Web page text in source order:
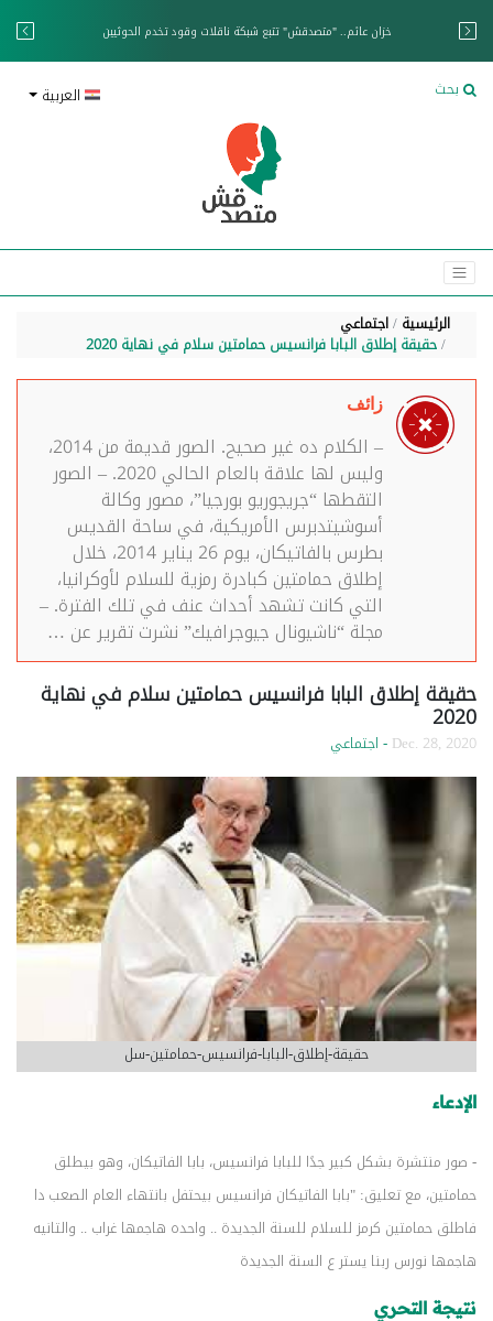
خزان عائم.. "متصدقش" تتبع شبكة ناقلات وقود تخدم الحوثيين
بحث العربية
الرئيسية اجتماعي
حقيقة إطلاق البابا فرانسيس حمامتين سلام في نهاية 2020
زائف
– الكلام ده غير صحيح. الصور قديمة من 2014،
وليس لها علاقة بالعام الحالي 2020. – الصور
التقطها “جريجوريو بورجيا”، مصور وكالة
أسوشيتدبرس الأمريكية، في ساحة القديس
بطرس بالفاتيكان، يوم 26 يناير 2014، خلال
إطلاق حمامتين كبادرة رمزية للسلام لأوكرانيا،
التي كانت تشهد أحداث عنف في تلك الفترة. –
مجلة “ناشيونال جيوجرافيك” نشرت تقرير عن …
حقيقة إطلاق البابا فرانسيس حمامتين سلام في نهاية
2020
Dec. 28, 2020 - اجتماعي
حقيقة-إطلاق-البابا-فرانسيس-حمامتين-سل
الإدعاء
- صور منتشرة بشكل كبير جدًا للبابا فرانسيس، بابا الفاتيكان، وهو بيطلق
حمامتين، مع تعليق: "بابا الفاتيكان فرانسيس بيحتفل بانتهاء العام الصعب دا
فاطلق حمامتين كرمز للسلام للسنة الجديدة .. واحده هاجمها غراب .. والتانيه
هاجمها نورس ربنا يستر ع السنة الجديدة
نتيجة التحري